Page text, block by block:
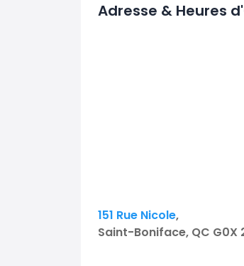
Adresse & Heures
151 Rue Nicole,
Saint-Boniface, QC G0X